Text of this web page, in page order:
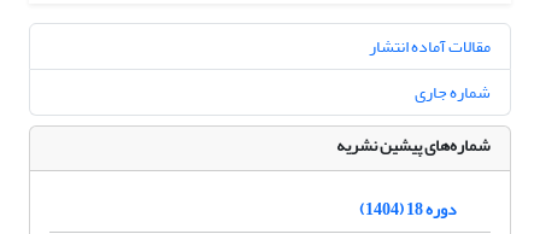
مقالات آماده انتشار
شماره جاری
شماره‌های پیشین نشریه
دوره 18 (1404)